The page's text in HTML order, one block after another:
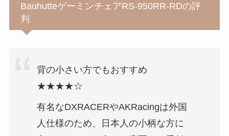
BauhutteゲーミンチェアRS-950RR-RDの評
判
背の小さい方でもおすすめ
★★★★☆
有名なDXRACERやAKRacingは外国
人仕様のため、日本人の小柄な方に